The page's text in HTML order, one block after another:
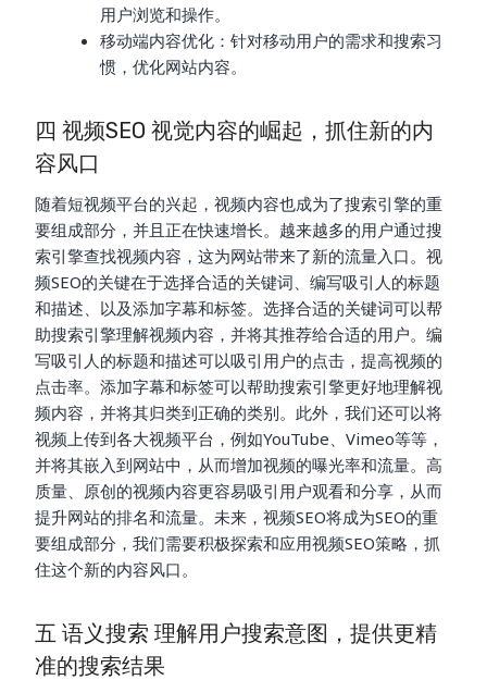
用户浏览和操作。
移动端内容优化：针对移动用户的需求和搜索习
惯，优化网站内容。
四 视频SEO 视觉内容的崛起，抓住新的内
容风口
随着短视频平台的兴起，视频内容也成为了搜索引擎的重
要组成部分，并且正在快速增长。越来越多的用户通过搜
索引擎查找视频内容，这为网站带来了新的流量入口。视
频SEO的关键在于选择合适的关键词、编写吸引人的标题
和描述、以及添加字幕和标签。选择合适的关键词可以帮
助搜索引擎理解视频内容，并将其推荐给合适的用户。编
写吸引人的标题和描述可以吸引用户的点击，提高视频的
点击率。添加字幕和标签可以帮助搜索引擎更好地理解视
频内容，并将其归类到正确的类别。此外，我们还可以将
视频上传到各大视频平台，例如YouTube、Vimeo等等，
并将其嵌入到网站中，从而增加视频的曝光率和流量。高
质量、原创的视频内容更容易吸引用户观看和分享，从而
提升网站的排名和流量。未来，视频SEO将成为SEO的重
要组成部分，我们需要积极探索和应用视频SEO策略，抓
住这个新的内容风口。
五 语义搜索 理解用户搜索意图，提供更精
准的搜索结果